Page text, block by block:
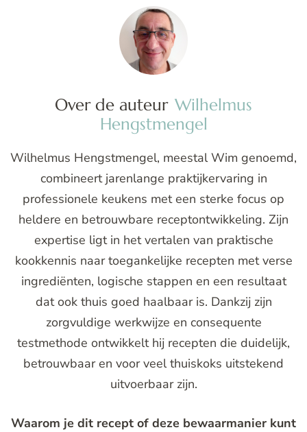
Over de auteur Wilhelmus
Hengstmengel
Wilhelmus Hengstmengel, meestal Wim genoemd,
combineert jarenlange praktijkervaring in
professionele keukens met een sterke focus op
heldere en betrouwbare receptontwikkeling. Zijn
expertise ligt in het vertalen van praktische
kookkennis naar toegankelijke recepten met verse
ingrediënten, logische stappen en een resultaat
dat ook thuis goed haalbaar is. Dankzij zijn
zorgvuldige werkwijze en consequente
testmethode ontwikkelt hij recepten die duidelijk,
betrouwbaar en voor veel thuiskoks uitstekend
uitvoerbaar zijn.
Waarom je dit recept of deze bewaarmanier kunt